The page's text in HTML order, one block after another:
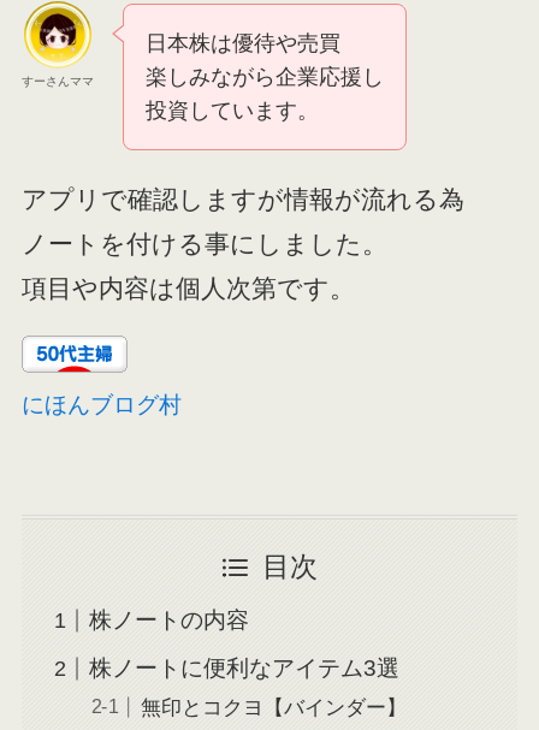
すーさんママ
日本株は優待や売買
楽しみながら企業応援し
投資しています。
アプリで確認しますが情報が流れる為
ノートを付ける事にしました。
項目や内容は個人次第です。
にほんブログ村
目次
株ノートの内容
株ノートに便利なアイテム3選
無印とコクヨ【バインダー】